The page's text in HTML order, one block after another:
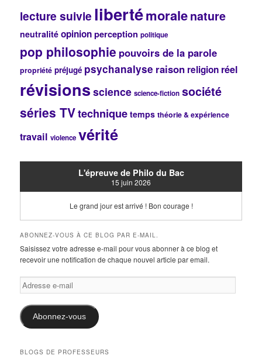
lecture suivie libertémoralenature
neutralité opinionperception politique
pop philosophie pouvoirs de la parole
propriété préjugé psychanalyse raison religion réel
révisions science science-fiction société
séries TVtechnique temps théorie & expérience
travail violence vérité
L'épreuve de Philo du Bac
15 juin 2026
Le grand jour est arrivé ! Bon courage !
ABONNEZ-VOUS À CE BLOG PAR E-MAIL.
Saisissez votre adresse e-mail pour vous abonner à ce blog et
recevoir une notification de chaque nouvel article par email.
Adresse
e-
mail
Abonnez-vous
BLOGS DE PROFESSEURS